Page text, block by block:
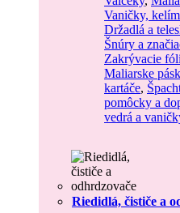
Vaničky,
Držadlá a
Šnúry a
Zakrývacie
Maliarske
kartáče,
pomôcky a
vedrá a
Riedidlá, čističe a